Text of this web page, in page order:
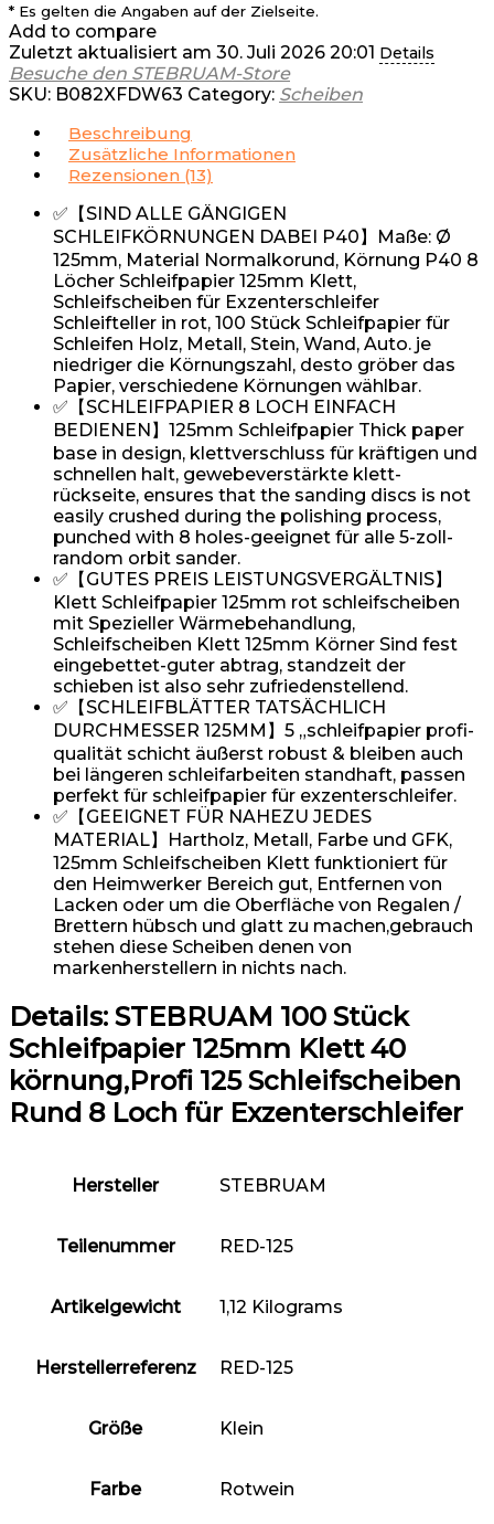
* Es gelten die Angaben auf der Zielseite.
Add to compare
Zuletzt aktualisiert am 30. Juli 2026 20:01 Details
Besuche den STEBRUAM-Store
SKU: B082XFDW63 Category: Scheiben
Beschreibung
Zusätzliche Informationen
Rezensionen (13)
✅【SIND ALLE GÄNGIGEN
SCHLEIFKÖRNUNGEN DABEI P40】Maße: Ø
125mm, Material Normalkorund, Körnung P40 8
Löcher Schleifpapier 125mm Klett,
Schleifscheiben für Exzenterschleifer
Schleifteller in rot, 100 Stück Schleifpapier für
Schleifen Holz, Metall, Stein, Wand, Auto. je
niedriger die Körnungszahl, desto gröber das
Papier, verschiedene Körnungen wählbar.
✅【SCHLEIFPAPIER 8 LOCH EINFACH
BEDIENEN】125mm Schleifpapier Thick paper
base in design, klettverschluss für kräftigen und
schnellen halt, gewebeverstärkte klett-
rückseite, ensures that the sanding discs is not
easily crushed during the polishing process,
punched with 8 holes-geeignet für alle 5-zoll-
random orbit sander.
✅【GUTES PREIS LEISTUNGSVERGÄLTNIS】
Klett Schleifpapier 125mm rot schleifscheiben
mit Spezieller Wärmebehandlung,
Schleifscheiben Klett 125mm Körner Sind fest
eingebettet-guter abtrag, standzeit der
schieben ist also sehr zufriedenstellend.
✅【SCHLEIFBLÄTTER TATSÄCHLICH
DURCHMESSER 125MM】5 „schleifpapier profi-
qualität schicht äußerst robust & bleiben auch
bei längeren schleifarbeiten standhaft, passen
perfekt für schleifpapier für exzenterschleifer.
✅【GEEIGNET FÜR NAHEZU JEDES
MATERIAL】Hartholz, Metall, Farbe und GFK,
125mm Schleifscheiben Klett funktioniert für
den Heimwerker Bereich gut, Entfernen von
Lacken oder um die Oberfläche von Regalen /
Brettern hübsch und glatt zu machen,gebrauch
stehen diese Scheiben denen von
markenherstellern in nichts nach.
Details: STEBRUAM 100 Stück
Schleifpapier 125mm Klett 40
körnung,Profi 125 Schleifscheiben
Rund 8 Loch für Exzenterschleifer
Hersteller ‎STEBRUAM
Teilenummer ‎RED-125
Artikelgewicht ‎1,12 Kilograms
Herstellerreferenz ‎RED-125
Größe ‎Klein
Farbe ‎Rotwein